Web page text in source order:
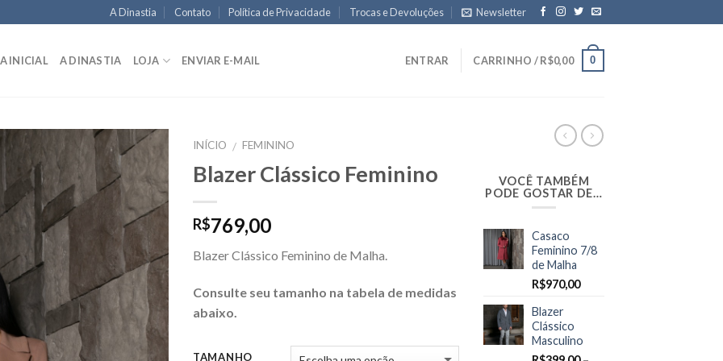
A Dinastia Contato Política de Privacidade Trocas e Devoluções Newsletter
INICIAL A DINASTIA LOJA ENVIAR E-MAIL ENTRAR CARRINHO /R$0,00 0
INÍCIO / FEMININO
Blazer Clássico Feminino
R$769,00
Blazer Clássico Feminino de Malha.
Consulte seu tamanho na tabela de medidas
abaixo.
TAMANHO
VOCÊ TAMBÉM
PODE GOSTAR DE…
Casaco
Feminino 7/8
de Malha
R$970,00
Blazer
Clássico
Masculino